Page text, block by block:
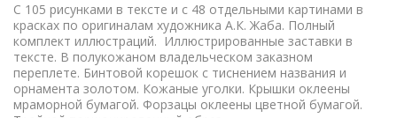
С 105 рисунками в тексте и с 48 отдельными картинами в
красках по оригиналам художника А.К. Жаба. Полный
комплект иллюстраций. Иллюстрированные заставки в
тексте. В полукожаном владельческом заказном
переплете. Бинтовой корешок с тиснением названия и
орнамента золотом. Кожаные уголки. Крышки оклеены
мраморной бумагой. Форзацы оклеены цветной бумагой.